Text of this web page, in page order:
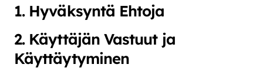
1. Hyväksyntä Ehtoja
2. Käyttäjän Vastuut ja
Käyttäytyminen